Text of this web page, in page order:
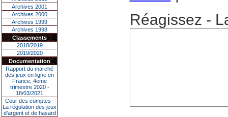
Archives 2001
Archives 2000
Archives 1999
Archives 1998
Classements
2018/2019
2019/2020
Documentation
Rapport du marché
des jeux en ligne en
France, 4eme
trimestre 2020 -
18/03/2021
Cour des comptes -
La régulation des jeux
d’argent et de hasard
Réagissez -